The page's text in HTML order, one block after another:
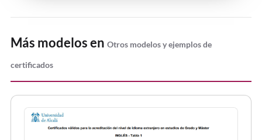
Más modelos en Otros modelos y ejemplos de
certificados